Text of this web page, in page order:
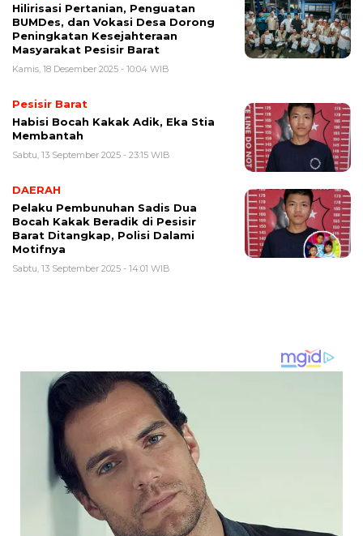
Hilirisasi Pertanian, Penguatan
BUMDes, dan Vokasi Desa Dorong
Peningkatan Kesejahteraan
Masyarakat Pesisir Barat
Kamis, 18 Desember 2025 - 10:04 WIB
Pesisir Barat
Habisi Bocah Kakak Adik, Eka Stia
Membantah
Sabtu, 13 September 2025 - 23:15 WIB
DAERAH
Pelaku Pembunuhan Sadis Dua
Bocah Kakak Beradik di Pesisir
Barat Ditangkap, Polisi Dalami
Motifnya
Sabtu, 13 September 2025 - 14:01 WIB